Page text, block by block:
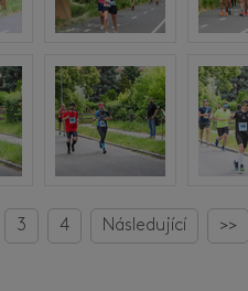
3 4 Následující >>